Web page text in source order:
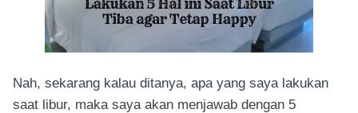
Nah, sekarang kalau ditanya, apa yang saya lakukan
saat libur, maka saya akan menjawab dengan 5